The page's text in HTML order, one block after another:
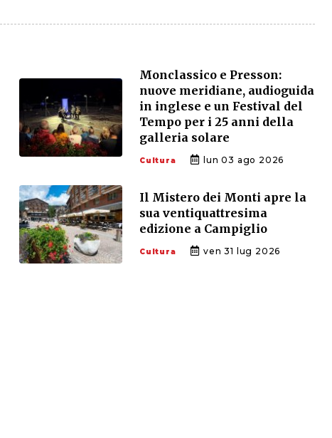
Monclassico e Presson:
nuove meridiane, audioguida
in inglese e un Festival del
Tempo per i 25 anni della
galleria solare
Cultura lun 03 ago 2026
Il Mistero dei Monti apre la
sua ventiquattresima
edizione a Campiglio
Cultura ven 31 lug 2026